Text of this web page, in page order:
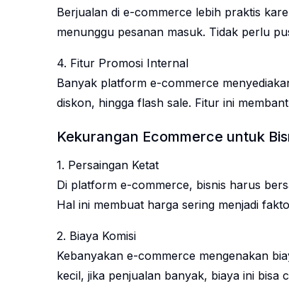
Berjualan di e-commerce lebih praktis
menunggu pesanan masuk. Tidak perlu
4. Fitur Promosi Internal
Banyak platform e-commerce
diskon, hingga flash sale. Fitur ini
Kekurangan Ecommerce untuk
1. Persaingan Ketat
Di platform e-commerce, bisnis harus
Hal ini membuat harga sering menjadi
2. Biaya Komisi
Kebanyakan e-commerce mengenakan
kecil, jika penjualan banyak, biaya ini bisa